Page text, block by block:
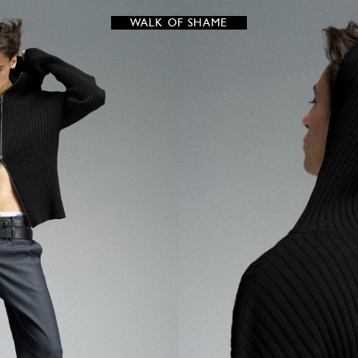
WALK OF SHAME